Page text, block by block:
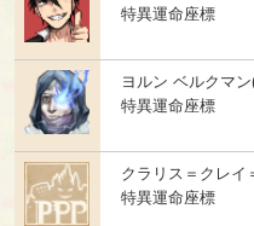
特異運命座標
ヨルン ベルクマ
特異運命座標
クラリス＝クレイ
特異運命座標